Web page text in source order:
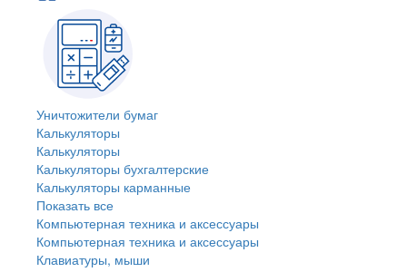
Уничтожители бумаг
Калькуляторы
Калькуляторы
Калькуляторы бухгалтерские
Калькуляторы карманные
Показать все
Компьютерная техника и аксессуары
Компьютерная техника и аксессуары
Клавиатуры, мыши